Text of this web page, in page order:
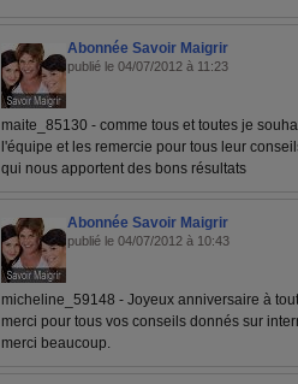
Abonnée Savoir Maigrir
publié le 04/07/2012 à 11:23
maite_85130 - comme tous et toutes je
l'équipe et les remercie pour tous leur
qui nous apportent des bons résultats
Abonnée Savoir Maigrir
publié le 04/07/2012 à 10:43
micheline_59148 - Joyeux anniversaire à
merci pour tous vos conseils donnés sur
merci beaucoup.